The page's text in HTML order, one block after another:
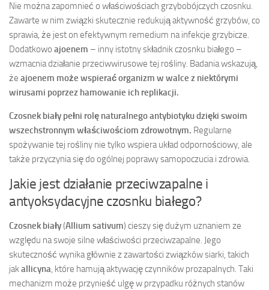
Nie można zapomnieć o właściwościach grzybobójczych czosnku.
Zawarte w nim związki skutecznie redukują aktywność grzybów, co
sprawia, że jest on efektywnym remedium na infekcje grzybicze.
Dodatkowo ajoenem – inny istotny składnik czosnku białego –
wzmacnia działanie przeciwwirusowe tej rośliny. Badania wskazują,
że ajoenem może wspierać organizm w walce z niektórymi
wirusami poprzez hamowanie ich replikacji.
Czosnek biały pełni rolę naturalnego antybiotyku dzięki swoim
wszechstronnym właściwościom zdrowotnym. Regularne
spożywanie tej rośliny nie tylko wspiera układ odpornościowy, ale
także przyczynia się do ogólnej poprawy samopoczucia i zdrowia.
Jakie jest działanie przeciwzapalne i
antyoksydacyjne czosnku białego?
Czosnek biały(Allium sativum) cieszy się dużym uznaniem ze
względu na swoje silne właściwości przeciwzapalne. Jego
skuteczność wynika głównie z zawartości związków siarki, takich
jakallicyna, które hamują aktywację czynników prozapalnych. Taki
mechanizm może przynieść ulgę w przypadku różnych stanów